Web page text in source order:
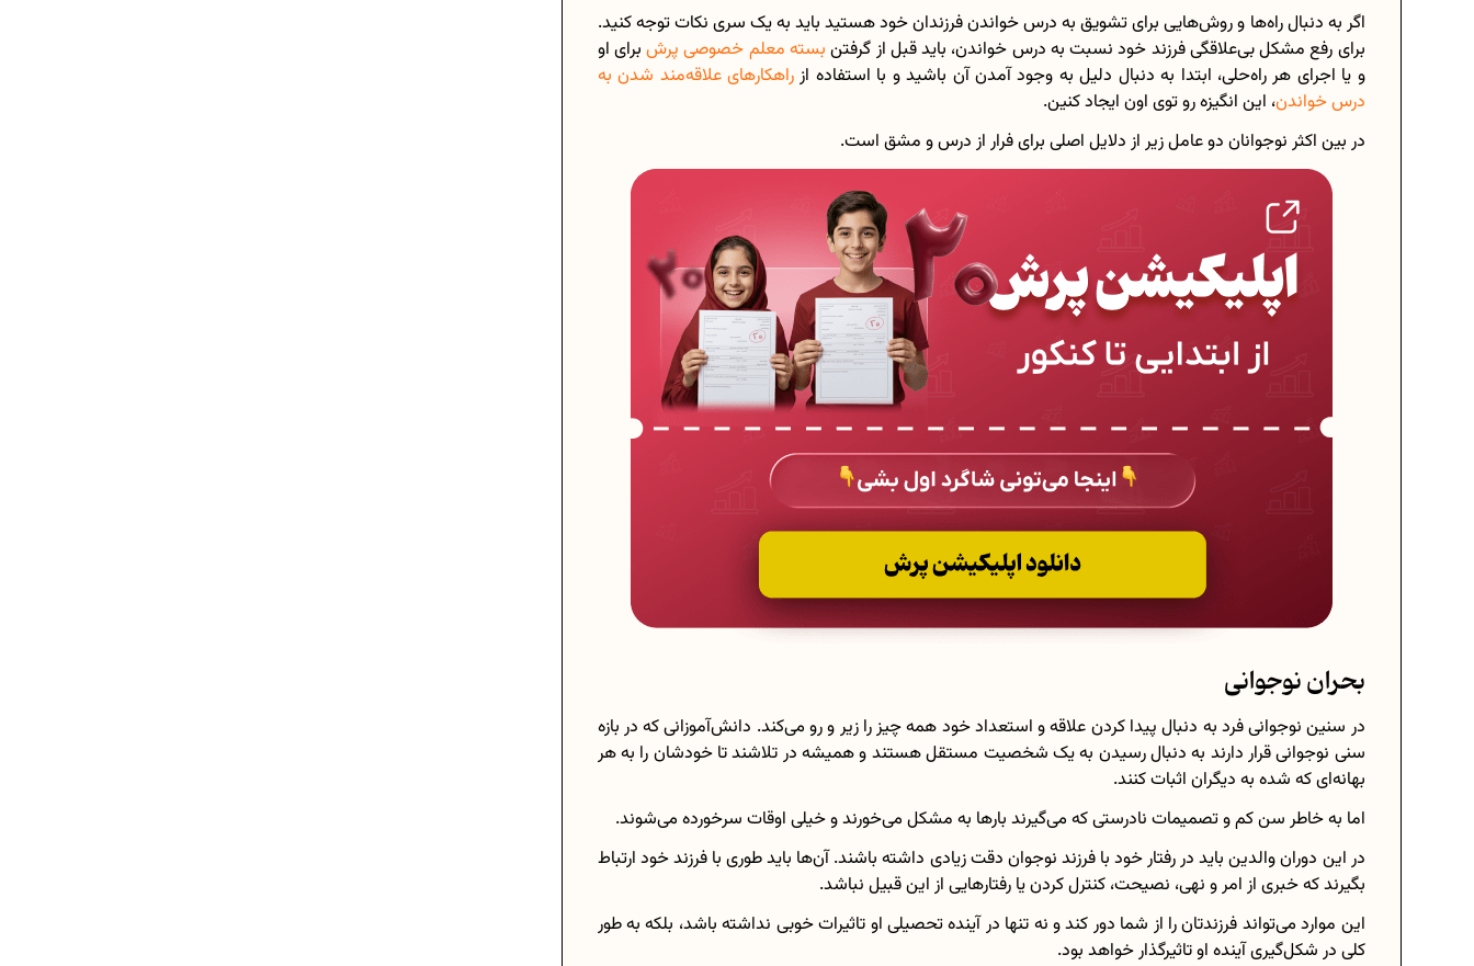
اگر به دنبال راه‌ها و روش‌هایی برای تشویق به درس خواندن فرزندان خود هستید باید به یک‌ سری نکات توجه کنید.
برای رفع مشکل بی‌علاقگی فرزند خود نسبت به درس خواندن، باید قبل از گرفتن بسته معلم خصوصی پرشبرای او
و یا اجرای هر راه‌حلی، ابتدا به دنبال دلیل به وجود آمدن آن باشید و با استفاده ازراهکار‌های علاقه‌مند شدن به
درس خواندن، این انگیزه رو توی اون ایجاد کنین.
در بین اکثر نوجوانان دو عامل زیر از دلایل اصلی برای فرار از درس و مشق است.
بحران نوجوانی
در سنین نوجوانی فرد به دنبال پیدا کردن علاقه و استعداد خود همه چیز را زیر و رو می‌کند. دانش‌آموزانی که در بازه
سنی نوجوانی قرار دارند به دنبال رسیدن به یک شخصیت مستقل هستند و همیشه در تلاشند تا خودشان را به هر
بهانه‌ای که شده به دیگران اثبات کنند.
اما به خاطر سن کم و تصمیمات نادرستی که می‌گیرند بارها به مشکل می‌خورند و خیلی اوقات سرخورده می‌شوند.
در این دوران والدین باید در رفتار خود با فرزند نوجوان دقت زیادی داشته باشند. آن‌ها باید طوری با فرزند خود ارتباط
بگیرند که خبری از امر و نهی، نصیحت، کنترل کردن یا رفتارهایی از این قبیل نباشد.
این موارد می‌تواند فرزندتان را از شما دور کند و نه‌ تنها در آینده تحصیلی او تاثیرات خوبی نداشته باشد، بلکه به طور
کلی در شکل‌گیری آینده او تاثیرگذار خواهد بود.